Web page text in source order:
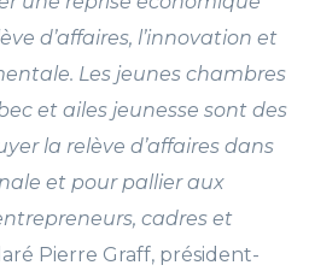
d’affaires, l’innovation et
Les jeunes chambres
et ailes jeunesse sont des
la relève d’affaires dans
et pour pallier aux
cadres et
Pierre Graff, président-